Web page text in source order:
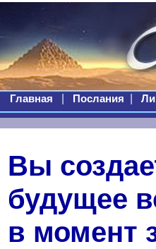
Главная Послания
Вы
будущее
в момент